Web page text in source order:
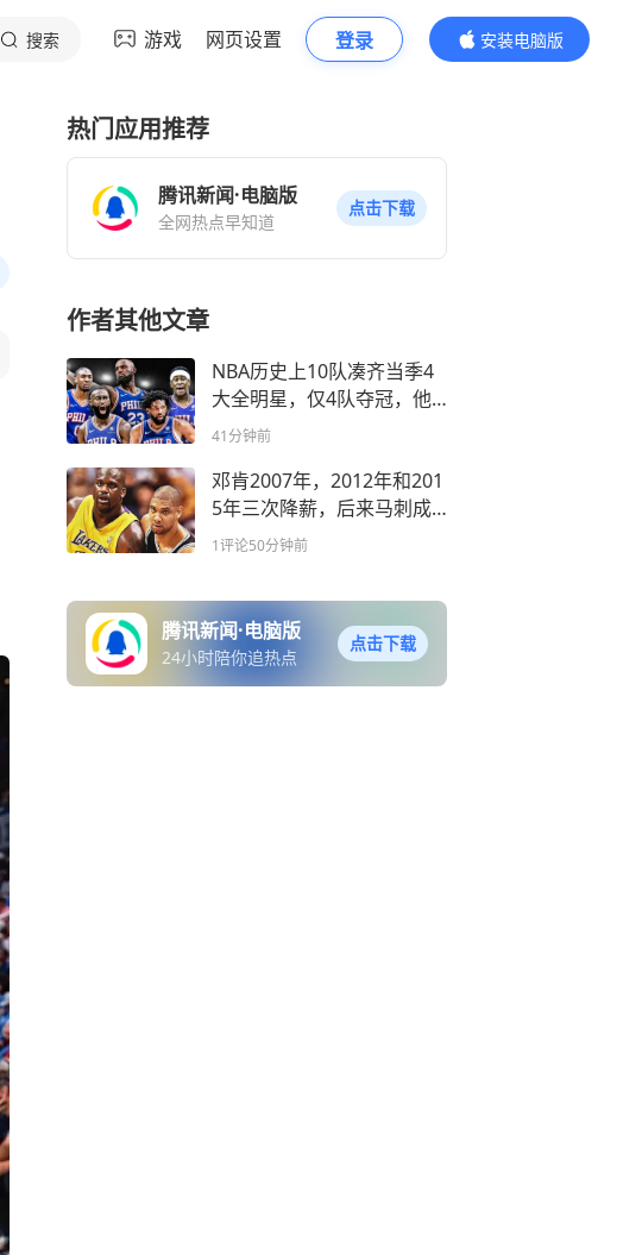
搜索 游戏 网页设置 登录
安装电脑版
内容更精彩
热门应用推荐
腾讯新闻·电脑版
全网热点早知道
点击下载
作者其他文章
NBA历史上10队凑齐当季4
大全明星，仅4队夺冠，他
们当时表现如何？
41分钟前
邓肯2007年，2012年和201
5年三次降薪，后来马刺成
绩如何？
1评论50分钟前
腾讯新闻·电脑版
24小时陪你追热点
点击下载